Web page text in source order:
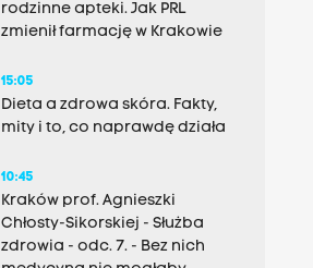
rodzinne apteki. Jak PRL
zmienił farmację w Krakowie
15:05
Dieta a zdrowa skóra. Fakty,
mity i to, co naprawdę działa
10:45
Kraków prof. Agnieszki
Chłosty-Sikorskiej - Służba
zdrowia - odc. 7. - Bez nich